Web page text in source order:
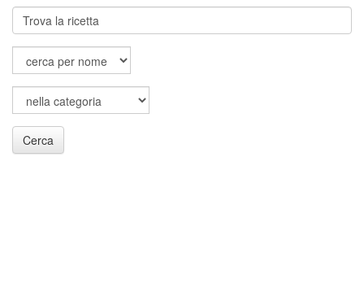
Cerca
Cerca